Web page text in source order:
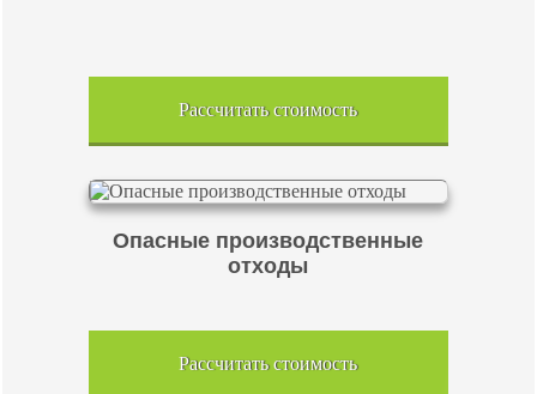
Рассчитать стоимость
Опасные производственные
отходы
Рассчитать стоимость